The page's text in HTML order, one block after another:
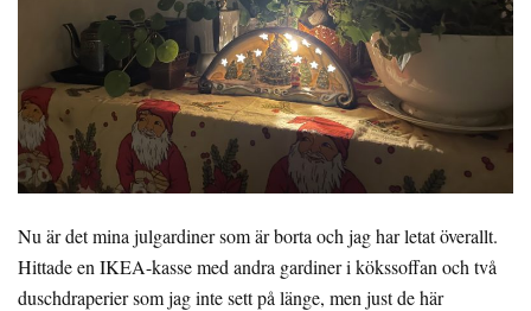
Nu är det mina julgardiner som är borta och jag har letat överallt.
Hittade en IKEA-kasse med andra gardiner i kökssoffan och två
duschdraperier som jag inte sett på länge, men just de här